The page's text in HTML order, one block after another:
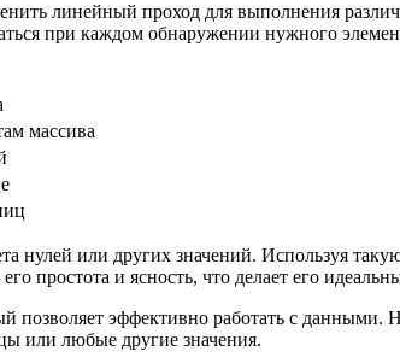
линейный проход для выполнения
при каждом обнаружении нужного
массива
нулей или других значений. Используя
простота и ясность, что делает его
эффективно работать с данными.
или любые другие значения.